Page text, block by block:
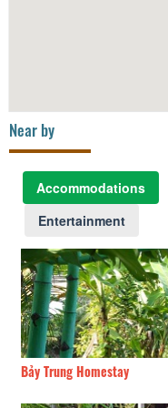
Near by
Accommodations
Entertainment
Bảy Trung Homestay